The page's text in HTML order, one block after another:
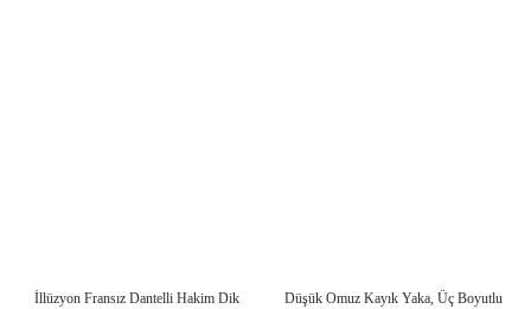
İllüzyon Fransız Dantelli Hakim Dik
Düşük Omuz Kayık Yaka, Üç Boyutlu